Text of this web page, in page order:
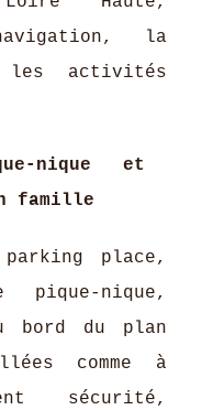
la
les activités
nique et
famille
parking place,
nique,
bord du plan
comme à
sécurité,